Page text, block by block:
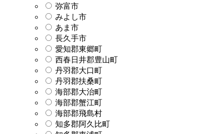
弥富市
みよし市
あま市
長久手市
愛知郡東郷町
西春日井郡豊山町
丹羽郡大口町
丹羽郡扶桑町
海部郡大治町
海部郡蟹江町
海部郡飛島村
知多郡阿久比町